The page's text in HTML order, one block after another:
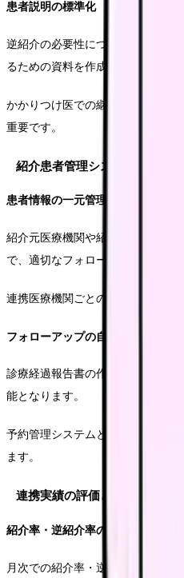
患者説明の標準化
逆紹介の必要性について、患者さ
るための資料を作成します。
かかりつけ医での継続的な管理の
重要です。
紹介患者管理システムの活用
患者情報の一元管理
紹介元医療機関や紹介状の内容、
で、適切なフォローアップが可能
連携医療機関ごとの紹介実績を把
フォローアップの自動化
診療経過報告書の作成支援機能に
能となります。
予約管理システムとの連携により
ます。
連携実績の評価と改善
紹介率・逆紹介率の分析
月次での紹介率・逆紹介率の推移